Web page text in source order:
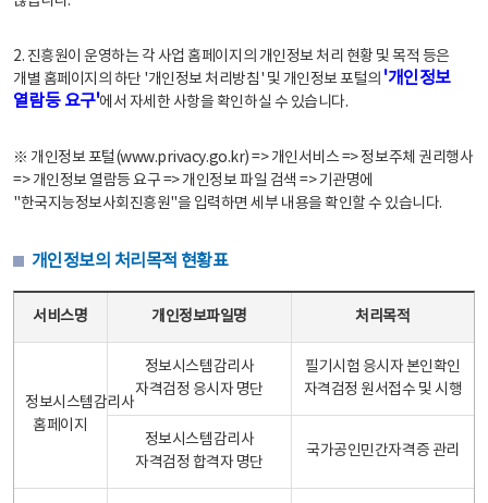
2. 진흥원이 운영하는 각 사업 홈페이지의 개인정보 처리 현황 및 목적 등은
개별 홈페이지의 하단 '개인정보 처리방침' 및 개인정보 포털의 '개인정보
열람등 요구'에서 자세한 사항을 확인하실 수 있습니다.
※ 개인정보 포털(www.privacy.go.kr) => 개인서비스 => 정보주체 권리행사
=> 개인정보 열람등 요구 => 개인정보 파일 검색 => 기관명에
"한국지능정보사회진흥원"을 입력하면 세부 내용을 확인할 수 있습니다.
개인정보의 처리목적 현황표
서비스명 개인정보파일명 처리목적
정보시스템감리사
홈페이지
정보시스템감리사
자격검정 응시자 명단
필기시험 응시자 본인확인
자격검정 원서접수 및 시행
정보시스템감리사
자격검정 합격자 명단
국가공인민간자격증 관리